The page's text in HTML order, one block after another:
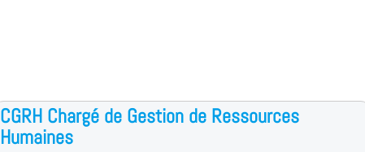
CGRH Chargé de Gestion de Ressources
Humaines